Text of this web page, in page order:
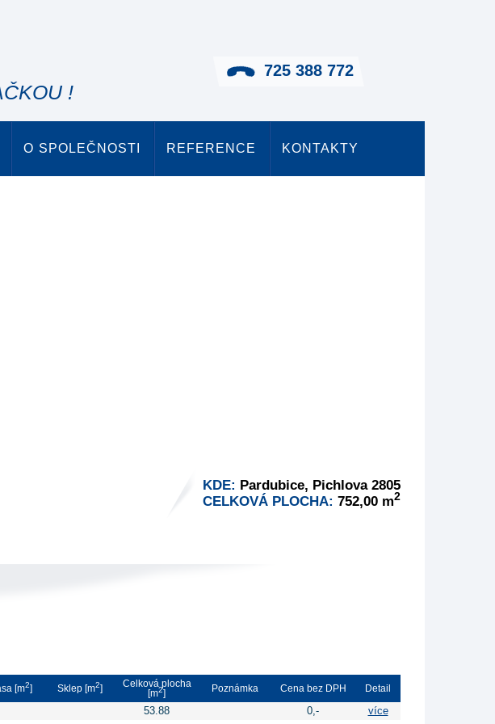
!
725 388 772
O SPOLEČNOSTI REFERENCE KONTAKTY
KDE: Pardubice, Pichlova 2805
CELKOVÁ PLOCHA: 752,00 m2
[m2] Sklep [m2]
Celková plocha
[m2] Poznámka Cena bez DPH Detail
53.88 0,- více